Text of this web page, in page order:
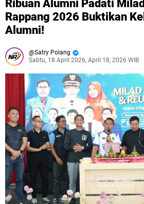
Ribuan Alumni Padati
Rappang 2026 Buktikan
Alumni!
Satry Polang
Sabtu, 18 April 2026, April 18, 2026 WIB